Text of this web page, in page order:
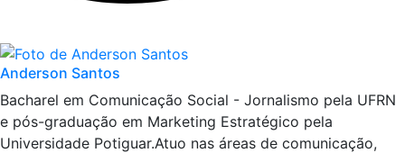
Anderson Santos
Bacharel em Comunicação Social - Jornalismo pela UFRN
e pós-graduação em Marketing Estratégico pela
Universidade Potiguar.Atuo nas áreas de comunicação,